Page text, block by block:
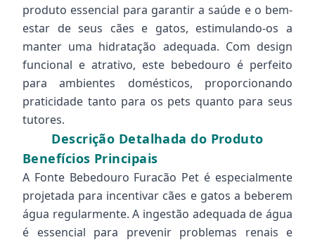
produto essencial para garantir a saúde e o bem-
estar de seus cães e gatos, estimulando-os a
manter uma hidratação adequada. Com design
funcional e atrativo, este bebedouro é perfeito
para ambientes domésticos, proporcionando
praticidade tanto para os pets quanto para seus
tutores.
Descrição Detalhada do Produto
Benefícios Principais
A Fonte Bebedouro Furacão Pet é especialmente
projetada para incentivar cães e gatos a beberem
água regularmente. A ingestão adequada de água
é essencial para prevenir problemas renais e